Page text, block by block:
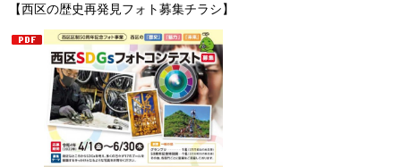
【西区の歴史再発見フォト募集チラシ】